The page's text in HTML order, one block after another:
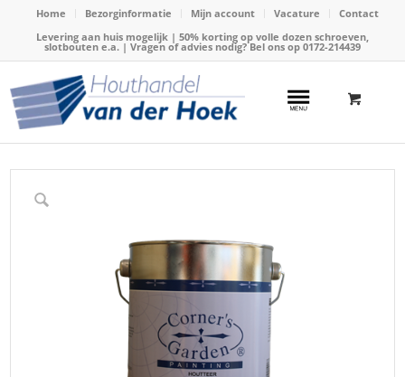
Home Bezorginformatie Mijn account Vacature
Contact
Levering aan huis mogelijk | 50% korting op volle dozen schroeven,
slotbouten e.a. | Vragen of advies nodig? Bel ons op 0172-214439
Home / Webshop / Verf en Beitsen / Beits corners garden /
CG Houtteer zwart liter